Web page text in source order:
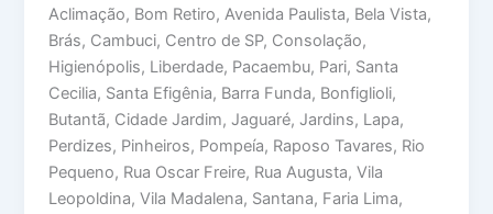
Aclimação, Bom Retiro, Avenida Paulista, Bela Vista,
Brás, Cambuci, Centro de SP, Consolação,
Higienópolis, Liberdade, Pacaembu, Pari, Santa
Cecilia, Santa Efigênia, Barra Funda, Bonfiglioli,
Butantã, Cidade Jardim, Jaguaré, Jardins, Lapa,
Perdizes, Pinheiros, Pompeía, Raposo Tavares, Rio
Pequeno, Rua Oscar Freire, Rua Augusta, Vila
Leopoldina, Vila Madalena, Santana, Faria Lima,